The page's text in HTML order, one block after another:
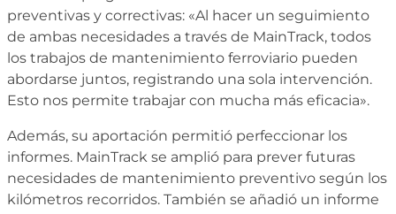
preventivas y correctivas: «Al hacer un seguimiento
de ambas necesidades a través de MainTrack, todos
los trabajos de mantenimiento ferroviario pueden
abordarse juntos, registrando una sola intervención.
Esto nos permite trabajar con mucha más eficacia».
Además, su aportación permitió perfeccionar los
informes. MainTrack se amplió para prever futuras
necesidades de mantenimiento preventivo según los
kilómetros recorridos. También se añadió un informe